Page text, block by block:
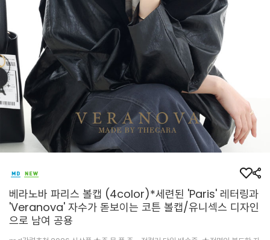
베라노바 파리스 볼캡 (4color)*세련된 'Paris' 레터링과
'Veranova' 자수가 돋보이는 코튼 볼캡/유니섹스 디자인
으로 남여 공용